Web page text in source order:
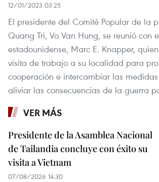
12/01/2023 03:25
El presidente del Comité Popular de la
Quang Tri, Vo Van Hung, se reunió con
estadounidense, Marc E. Knapper,
visita de trabajo a su localidad para
cooperación e intercambiar las
aliviar las consecuencias de la guerra
VER MÁS
Presidente de la Asamblea Nacional
de Tailandia concluye con éxito su
visita a Vietnam
07/08/2026 14:30